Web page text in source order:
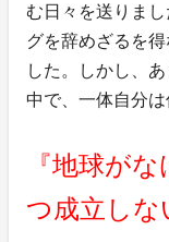
む日々を送りま
グを辞めざるを
した。しかし、
中で、一体自分
『地球が
つ成立しな